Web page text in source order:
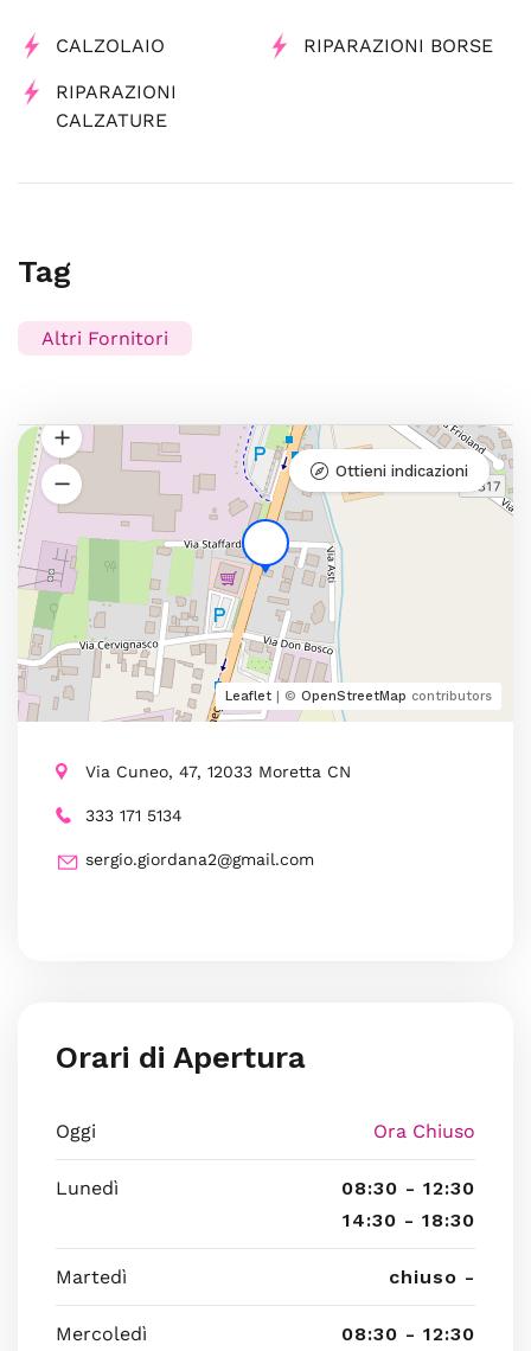
CALZOLAIO RIPARAZIONI BORSE
RIPARAZIONI
CALZATURE
Tag
Altri Fornitori
Leaflet | © OpenStreetMap contributors
Ottieni indicazioni
Via Cuneo, 47, 12033 Moretta CN
333 171 5134
sergio.giordana2@gmail.com
Orari di Apertura
Oggi Ora Chiuso
Lunedì
08:30 - 12:30
14:30 - 18:30
Martedì chiuso -
Mercoledì
08:30 - 12:30